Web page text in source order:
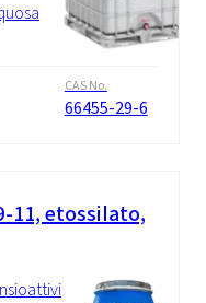
CAS No.
66455-29-6
11, etossilato,